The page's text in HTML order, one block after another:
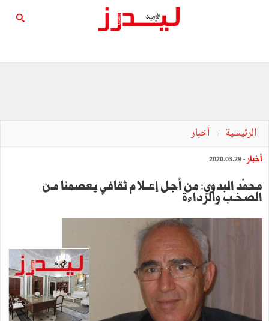
الرئيسية أخبار
أخبار - 2020.03.29
محمّد البدوي: من أجل إعــلام ثقافي يعصمنا مـن
الصخـب والرداءة